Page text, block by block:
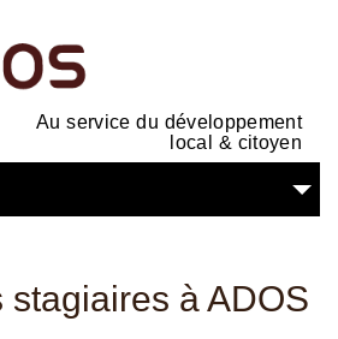
Au service du développement
local & citoyen
à ADOS